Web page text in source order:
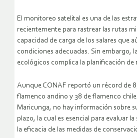
El monitoreo satelital es una de las
recientemente para rastrear las rutas
capacidad de carga de los salares que
condiciones adecuadas. Sin embargo,
ecológicos complica la planificación de
Aunque CONAF reportó un récord de
flamenco andino y 38 de flamenco
Maricunga, no hay información sobre
plazo, la cual es esencial para evaluar
la eficacia de las medidas de